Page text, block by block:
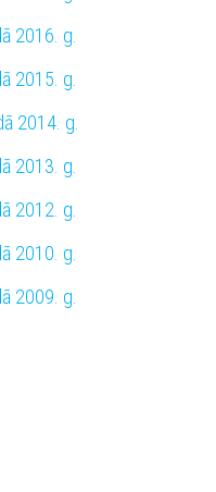
2016. g.
2015. g.
2014. g.
2013. g.
2012. g.
2010. g.
2009. g.